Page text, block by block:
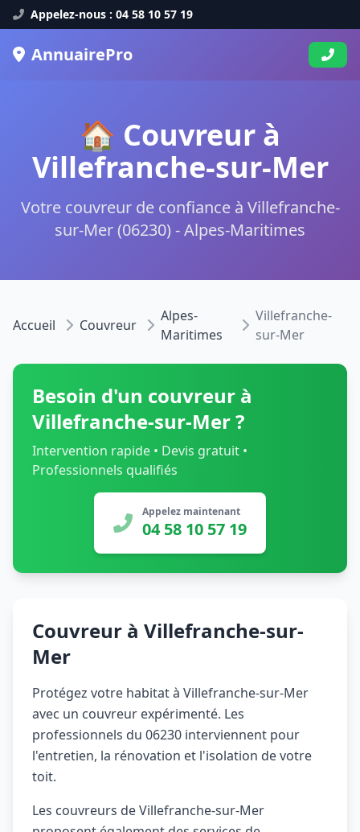
Appelez-nous : 04 58 10 57 19
AnnuairePro
🏠 Couvreur à
Villefranche-sur-Mer
Votre couvreur de confiance à Villefranche-
sur-Mer (06230) - Alpes-Maritimes
Accueil Couvreur
Alpes-
Maritimes
Villefranche-
sur-Mer
Besoin d'un couvreur à
Villefranche-sur-Mer ?
Intervention rapide • Devis gratuit •
Professionnels qualifiés
Appelez maintenant
04 58 10 57 19
Couvreur à Villefranche-sur-
Mer
Protégez votre habitat à Villefranche-sur-Mer
avec un couvreur expérimenté. Les
professionnels du 06230 interviennent pour
l'entretien, la rénovation et l'isolation de votre
toit.
Les couvreurs de Villefranche-sur-Mer